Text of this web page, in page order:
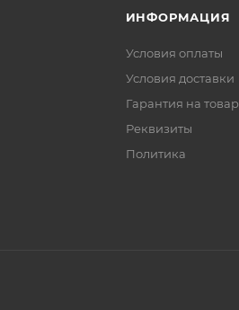
ИНФОРМАЦИЯ
Условия оплаты
Условия доставки
Гарантия на товар
Реквизиты
Политика